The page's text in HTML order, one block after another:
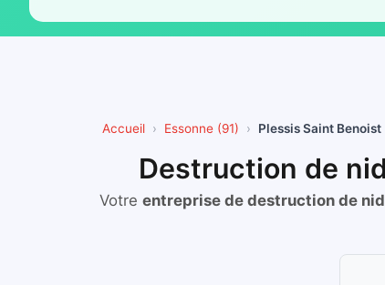
Accueil Essonne (91) Plessis Saint Benoist
Destruction de
Votre entreprise de destruction de